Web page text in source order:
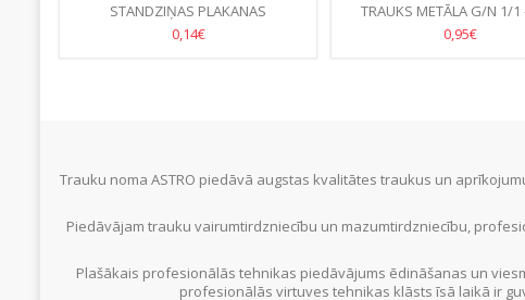
STANDZIŅAS PLAKANAS
SERVĒŠANAI
0,14€
TRAUKS METĀLA G/N 1/1
65MM
0,95€
Trauku noma ASTRO piedāvā augstas kvalitātes traukus un
Piedāvājam trauku vairumtirdzniecību un mazumtirdzniecību,
Plašākais profesionālās tehnikas piedāvājums ēdināšanas un
profesionālās virtuves tehnikas klāsts īsā laikā ir